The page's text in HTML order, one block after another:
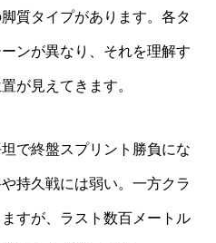
質タイプがあります。各タ
ンが異なり、それを理解す
が見えてきます。
で終盤スプリント勝負にな
持久戦には弱い。一方クラ
すが、ラスト数百メートル